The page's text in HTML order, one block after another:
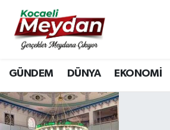
GÜNDEM DÜNYA EKONOMİ
Nöbetçi Eczaneler
Hava Durumu
Trafik Durumu